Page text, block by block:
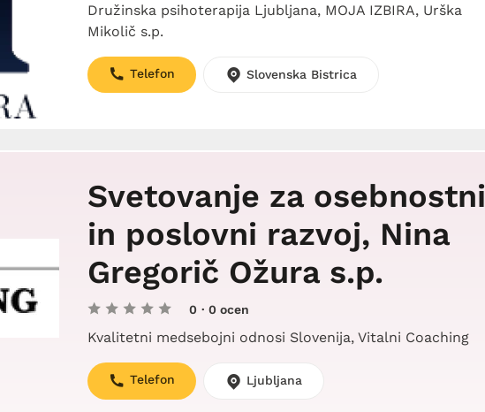
Družinska psihoterapija Ljubljana, MOJA IZBIRA, Urška
Mikolič s.p.
Telefon Slovenska Bistrica
Svetovanje za osebnostni
in poslovni razvoj, Nina
Gregorič Ožura s.p.
0 · 0 ocen
Kvalitetni medsebojni odnosi Slovenija, Vitalni Coaching
Telefon Ljubljana